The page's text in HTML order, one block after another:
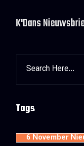
K'Dans
Tags
6 November